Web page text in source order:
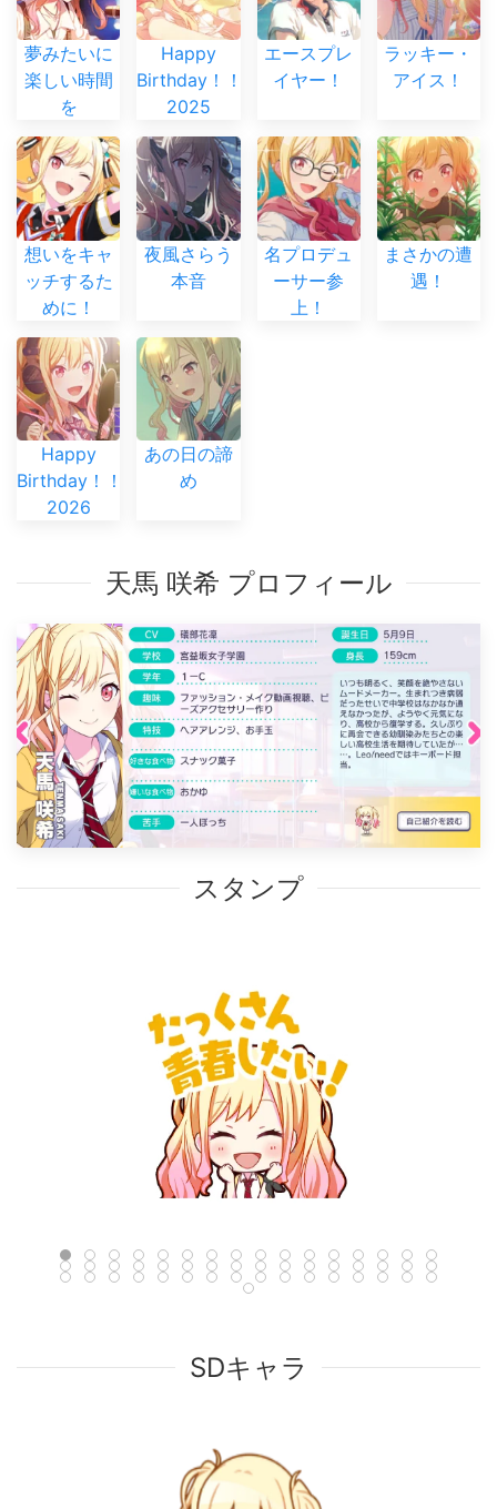
夢みたいに
楽しい時間
を
Happy
Birthday！！
2025
エースプレ
イヤー！
ラッキー・
アイス！
想いをキャ
ッチするた
めに！
夜風さらう
本音
名プロデュ
ーサー参
上！
まさかの遭
遇！
Happy
Birthday！！
2026
あの日の諦
め
天馬 咲希 プロフィール
スタンプ
SDキャラ